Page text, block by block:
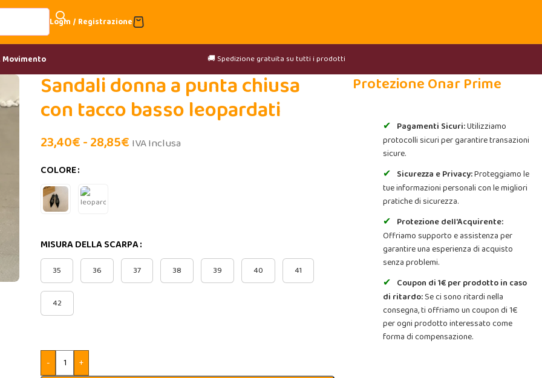
Login / Registrazione
Movimento 🚚 Spedizione gratuita su tutti i prodotti
Sandali donna a punta chiusa
con tacco basso leopardati
23,40€-28,85€ IVA Inclusa
COLORE
MISURA DELLA SCARPA
35 36 37 38 39 40 41
42
- +
Protezione Onar Prime
Pagamenti Sicuri:Utilizziamo
protocolli sicuri per garantire transazioni
sicure.
Sicurezza e Privacy:Proteggiamo le
tue informazioni personali con le migliori
pratiche di sicurezza.
Protezione dell'Acquirente:
Offriamo supporto e assistenza per
garantire una esperienza di acquisto
senza problemi.
Coupon di 1€ per prodotto in caso
di ritardo:Se ci sono ritardi nella
consegna, ti offriamo un coupon di 1€
per ogni prodotto interessato come
forma di compensazione.